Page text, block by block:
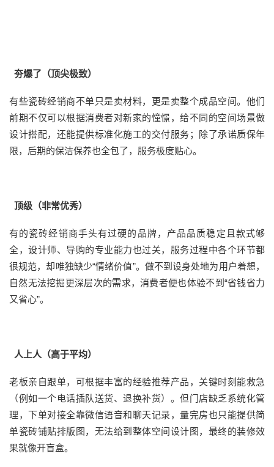
夯爆了（顶尖极致）
有些瓷砖经销商不单只是卖材料，更是卖整个成品空间。他们
前期不仅可以根据消费者对新家的憧憬，给不同的空间场景做
设计搭配，还能提供标准化施工的交付服务；除了承诺质保年
限，后期的保洁保养也全包了，服务极度贴心。
顶级（非常优秀）
有的瓷砖经销商手头有过硬的品牌，产品品质稳定且款式够
全，设计师、导购的专业能力也过关，服务过程中各个环节都
很规范，却唯独缺少“情绪价值”。做不到设身处地为用户着想，
自然无法挖掘更深层次的需求，消费者便也体验不到“省钱省力
又省心”。
人上人（高于平均）
老板亲自跟单，可根据丰富的经验推荐产品，关键时刻能救急
（例如一个电话插队送货、退换补货）。但门店缺乏系统化管
理，下单对接全靠微信语音和聊天记录，量完房也只能提供简
单瓷砖铺贴排版图，无法给到整体空间设计图，最终的装修效
果就像开盲盒。